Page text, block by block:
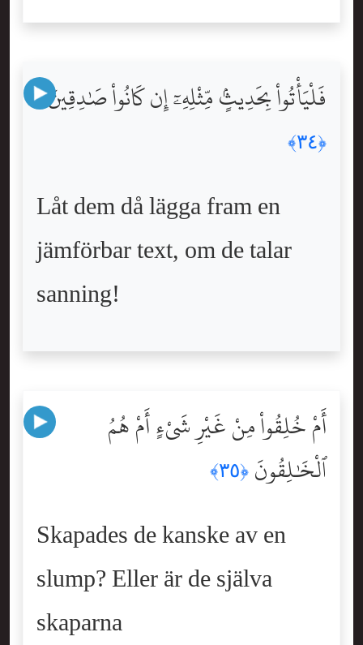
فَلْيَأْتُواْ بِحَدِيثٍۢ مِّثْلِهِۦٓ إِن كَانُواْ صَٰدِقِينَ
﴿٣٤﴾
Låt dem då lägga fram en
jämförbar text, om de talar
sanning!
أَمْ خُلِقُواْ مِنْ غَيْرِ شَىْءٍ أَمْ هُمُ
ٱلْخَٰلِقُونَ ﴿٣٥﴾
Skapades de kanske av en
slump? Eller är de själva
skaparna